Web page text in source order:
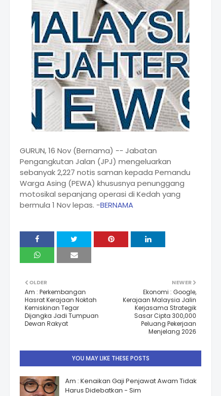
GURUN, 16 Nov (Bernama) -- Jabatan
Pengangkutan Jalan (JPJ) mengeluarkan
sebanyak 2,227 notis saman kepada Pemandu
Warga Asing (PEWA) khususnya penunggang
motosikal sepanjang operasi di Kedah yang
bermula 1 Nov lepas. -BERNAMA
NEWER
Ekonomi : Google,
Kerajaan Malaysia Jalin
Kerjasama Strategik
Sasar Cipta 300,000
Peluang Pekerjaan
Menjelang 2026
OLDER
Am : Perkembangan
Hasrat Kerajaan Noktah
Kemiskinan Tegar
Dijangka Jadi Tumpuan
Dewan Rakyat
YOU MAY LIKE THESE POSTS
Am : Kenaikan Gaji Penjawat Awam Tidak
Harus Didebatkan - Sim